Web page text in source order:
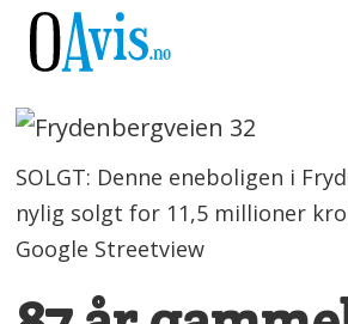
SOLGT: Denne eneboligen i
nylig solgt for 11,5 millioner
Google Streetview